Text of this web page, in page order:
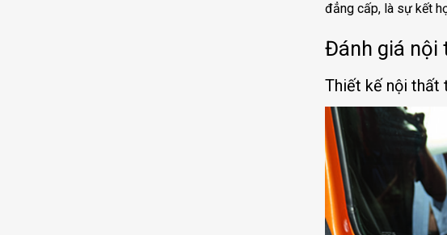
đẳng cấp, là sự kết
Đánh giá nội
Thiết kế nội thất